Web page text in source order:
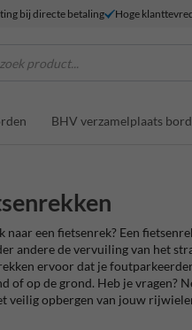
bij directe betaling Hoge
zoek product...
BHV verzamelplaats
naar een fietsenrek? Een
andere de vervuiling van het
ervoor dat je
of op de grond. Heb je vragen?
veilig opbergen van jouw